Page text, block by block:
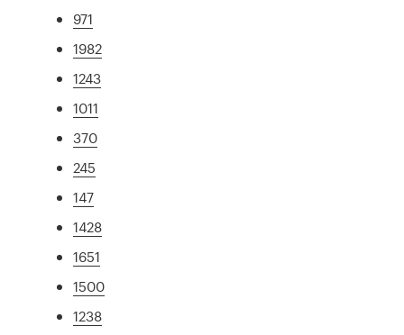
971
1982
1243
1011
370
245
147
1428
1651
1500
1238